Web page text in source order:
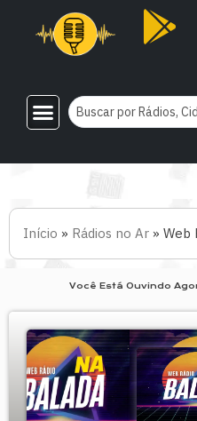
Início » Rádios no Ar » Web
Você Está Ouvindo